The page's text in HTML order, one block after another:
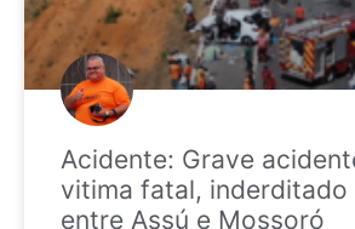
Acidente: Grave
vitima fatal, inderditado
entre Assú e Mossoró